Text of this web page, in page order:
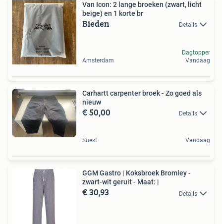
Van Icon: 2 lange broeken (zwart, licht
beige) en 1 korte br
Bieden Details
Amsterdam
Dagtopper
Vandaag
Carhartt carpenter broek - Zo goed als
nieuw
€ 50,00 Details
Soest Vandaag
GGM Gastro | Koksbroek Bromley -
zwart-wit geruit - Maat: |
€ 30,93 Details